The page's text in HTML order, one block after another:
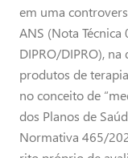
em uma
ANS (Nota
DIPRO/DIPRO),
produtos de
no conceito de
dos Planos de
Normativa 465/